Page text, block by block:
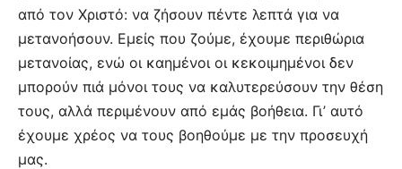
από τον Χριστό: να ζήσουν πέντε λεπτά για να
μετανοήσουν. Εμείς που ζούμε, έχουμε περιθώρια
μετανοίας, ενώ οι καημένοι οι κεκοιμημένοι δεν
μπορούν πιά μόνοι τους να καλυτερεύσουν την θέση
τους, αλλά περιμένουν από εμάς βοήθεια. Γι’ αυτό
έχουμε χρέος να τους βοηθούμε με την προσευχή
μας.